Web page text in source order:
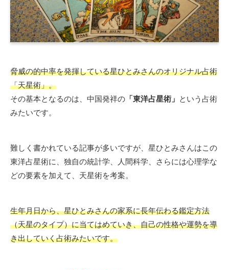
脅威の的中率を発揮している星ひとみさんのオリジナル占術
「天星術」。
その基本となるのは、中国発祥の 「東洋占星術」 という占術
みたいです。
難しく書かれている記事が多いですが、星ひとみさんはこの
東洋占星術に、独自の統計学、人間科学、さらには心理学な
どの要素を加えて、天星術を考案。
生年月日から、星ひとみさんの家系に長年伝わる鑑定方法
（天星のタイプ）に当てはめていき、自己の性格や運勢を導
き出していく占術みたいです。